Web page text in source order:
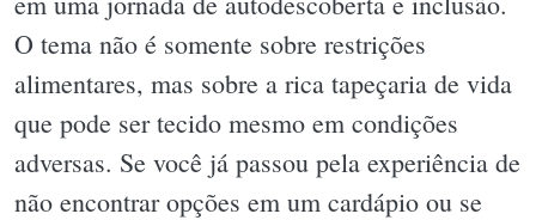
O tema não é somente sobre restrições
alimentares, mas sobre a rica tapeçaria de vida
que pode ser tecido mesmo em condições
adversas. Se você já passou pela experiência de
não encontrar opções em um cardápio ou se